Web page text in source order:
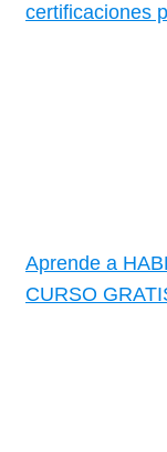
certificaciones
Aprende a
CURSO